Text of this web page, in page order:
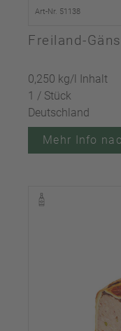
Art-Nr. 51138
Freiland-
0,250 kg/l Inhalt
1 / Stück
Deutschland
Mehr Info